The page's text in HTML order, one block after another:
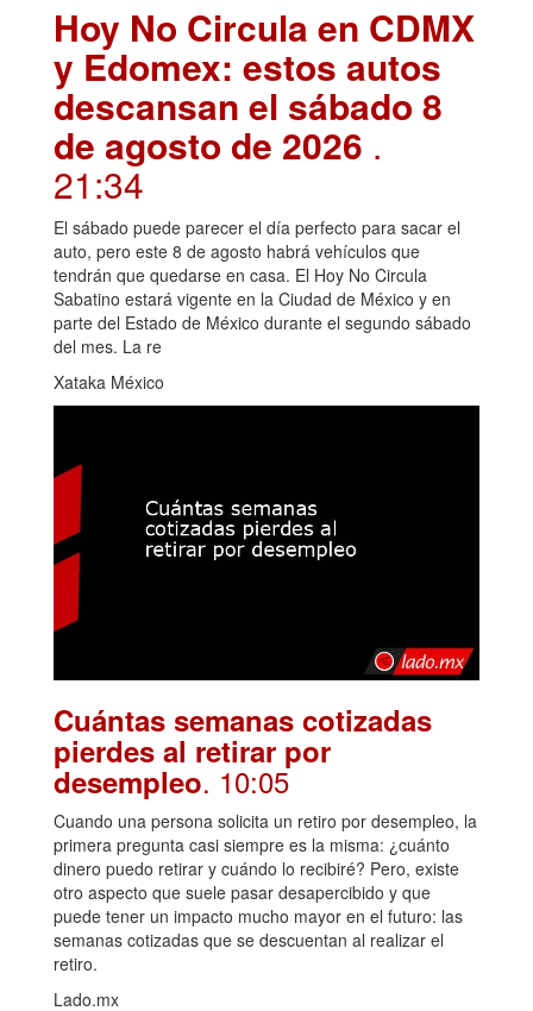
Hoy No Circula en CDMX
y Edomex: estos autos
descansan el sábado 8
de agosto de 2026 .
21:34
El sábado puede parecer el día perfecto para sacar el
auto, pero este 8 de agosto habrá vehículos que
tendrán que quedarse en casa. El Hoy No Circula
Sabatino estará vigente en la Ciudad de México y en
parte del Estado de México durante el segundo sábado
del mes. La re
Xataka México
Cuántas semanas cotizadas
pierdes al retirar por
desempleo. 10:05
Cuando una persona solicita un retiro por desempleo, la
primera pregunta casi siempre es la misma: ¿cuánto
dinero puedo retirar y cuándo lo recibiré? Pero, existe
otro aspecto que suele pasar desapercibido y que
puede tener un impacto mucho mayor en el futuro: las
semanas cotizadas que se descuentan al realizar el
retiro.
Lado.mx